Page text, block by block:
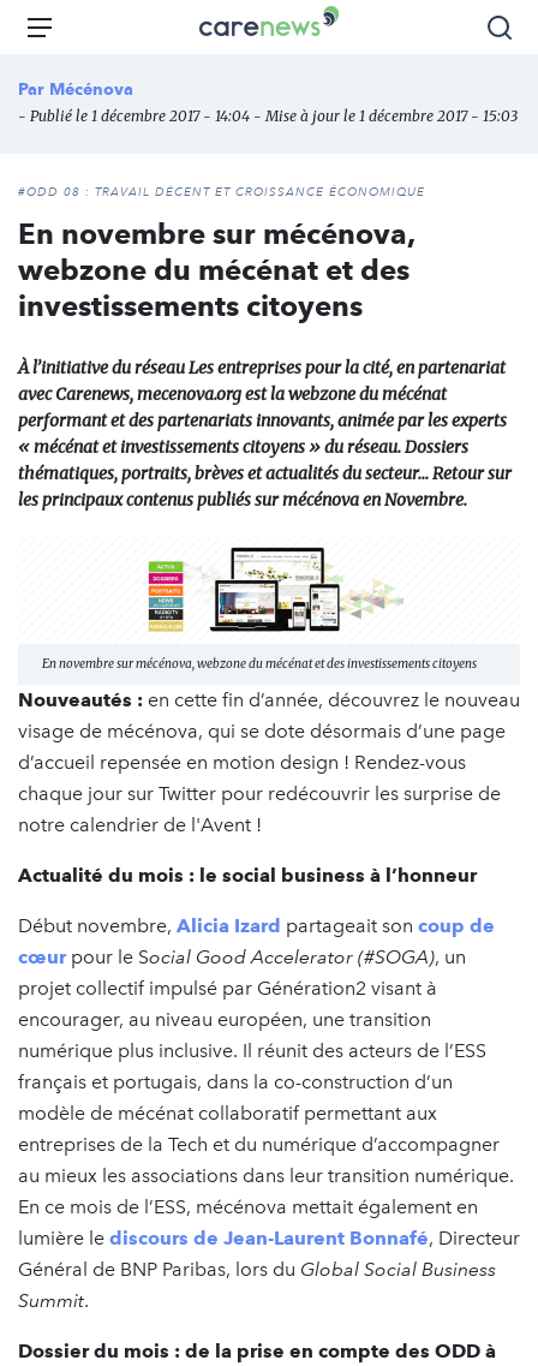
Aller
principal
Carenews,
des
l'engagement
Menu
Par Mécénova
- Publié le 1 décembre 2017 - 14:04 - Mise à jour le 1 décembre 2017 - 15:03
#ODD 08 : TRAVAIL DÉCENT ET CROISSANCE ÉCONOMIQUE
En novembre sur mécénova,
webzone du mécénat et des
investissements citoyens
À l’initiative du réseau Les entreprises pour la cité, en partenariat
avec Carenews, mecenova.org est la webzone du mécénat
performant et des partenariats innovants, animée par les experts
« mécénat et investissements citoyens » du réseau. Dossiers
thématiques, portraits, brèves et actualités du secteur... Retour sur
les principaux contenus publiés sur mécénova en Novembre.
En novembre sur mécénova, webzone du mécénat et des investissements citoyens
Nouveautés : en cette fin d’année, découvrez le nouveau
visage de mécénova, qui se dote désormais d’une page
d’accueil repensée en motion design ! Rendez-vous
chaque jour sur Twitter pour redécouvrir les surprise de
notre calendrier de l'Avent !
Actualité du mois : le social business à l’honneur
Début novembre, Alicia Izard partageait son coup de
cœurpour le Social Good Accelerator (#SOGA), un
projet collectif impulsé par Génération2 visant à
encourager, au niveau européen, une transition
numérique plus inclusive. Il réunit des acteurs de l’ESS
français et portugais, dans la co-construction d’un
modèle de mécénat collaboratif permettant aux
entreprises de la Tech et du numérique d’accompagner
au mieux les associations dans leur transition numérique.
En ce mois de l’ESS, mécénova mettait également en
lumière le discours de Jean-Laurent Bonnafé, Directeur
Général de BNP Paribas, lors du Global Social Business
Summit.
Dossier du mois : de la prise en compte des ODD à